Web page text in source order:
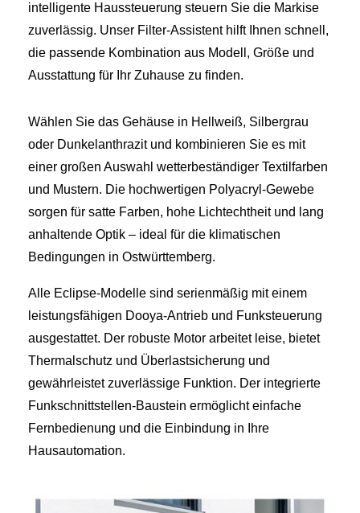
intelligente Haussteuerung steuern Sie die Markise
zuverlässig. Unser Filter-Assistent hilft Ihnen schnell,
die passende Kombination aus Modell, Größe und
Ausstattung für Ihr Zuhause zu finden.
Wählen Sie das Gehäuse in Hellweiß, Silbergrau
oder Dunkelanthrazit und kombinieren Sie es mit
einer großen Auswahl wetterbeständiger Textilfarben
und Mustern. Die hochwertigen Polyacryl-Gewebe
sorgen für satte Farben, hohe Lichtechtheit und lang
anhaltende Optik – ideal für die klimatischen
Bedingungen in Ostwürttemberg.
Alle Eclipse-Modelle sind serienmäßig mit einem
leistungsfähigen Dooya-Antrieb und Funksteuerung
ausgestattet. Der robuste Motor arbeitet leise, bietet
Thermalschutz und Überlastsicherung und
gewährleistet zuverlässige Funktion. Der integrierte
Funkschnittstellen-Baustein ermöglicht einfache
Fernbedienung und die Einbindung in Ihre
Hausautomation.